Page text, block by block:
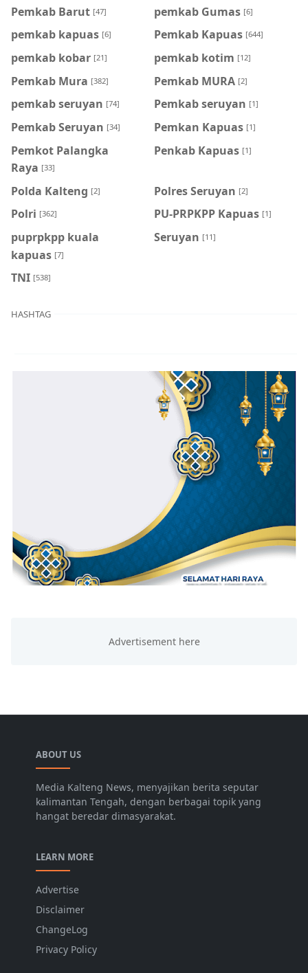
Pemkab Barut [47] pemkab Gumas [6]
pemkab kapuas [6] Pemkab Kapuas [644]
pemkab kobar [21] pemkab kotim [12]
Pemkab Mura [382] Pemkab MURA [2]
pemkab seruyan [74] Pemkab seruyan [1]
Pemkab Seruyan [34] Pemkan Kapuas [1]
Pemkot Palangka
Raya [33]
Penkab Kapuas [1]
Polda Kalteng [2] Polres Seruyan [2]
Polri [362] PU-PRPKPP Kapuas [1]
puprpkpp kuala
kapuas [7]
Seruyan [11]
TNI [538]
HASHTAG
ABOUT US
Media Kalteng News, menyajikan berita seputar
kalimantan Tengah, dengan berbagai topik yang
hangat beredar dimasyarakat.
LEARN MORE
Advertise
Disclaimer
ChangeLog
Privacy Policy